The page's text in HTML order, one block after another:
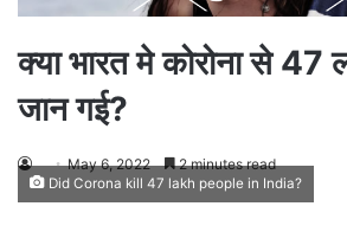
क्या भारत मे कोरोना से 47
जान गई?
May 6, 2022 2 minutes read
Did Corona kill 47 lakh people in India?